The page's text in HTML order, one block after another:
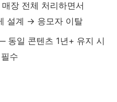
장 전체 처리하면서
설계 → 응모자 이탈
동일 콘텐츠 1년+ 유지 시
수